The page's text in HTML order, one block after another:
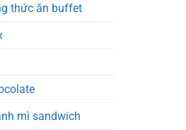
thức ăn buffet
mì sandwich